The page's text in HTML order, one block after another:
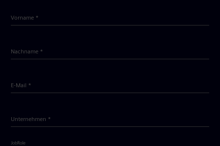
Vorname *
Nachname *
E-Mail *
Unternehmen *
JobRole